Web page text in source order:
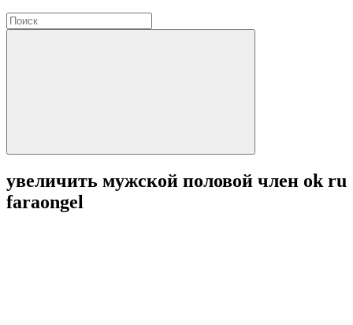
увеличить мужской половой член ok ru
faraongel